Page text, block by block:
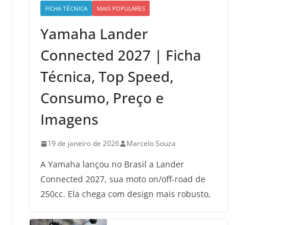
FICHA TÉCNICA MAIS POPULARES
Yamaha Lander
Connected 2027 | Ficha
Técnica, Top Speed,
Consumo, Preço e
Imagens
19 de janeiro de 2026 Marcelo Souza
A Yamaha lançou no Brasil a Lander
Connected 2027, sua moto on/off-road de
250cc. Ela chega com design mais robusto,